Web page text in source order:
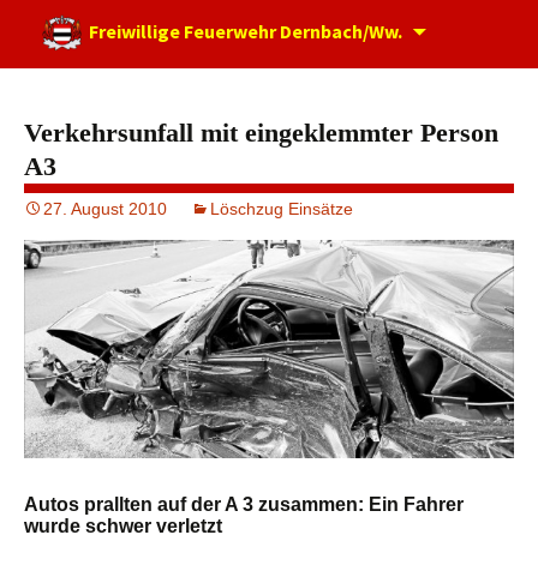
Freiwillige Feuerwehr Dernbach/Ww.
Verkehrsunfall mit eingeklemmter Person
A3
27. August 2010 Löschzug Einsätze
Autos prallten auf der A 3 zusammen: Ein Fahrer
wurde schwer verletzt